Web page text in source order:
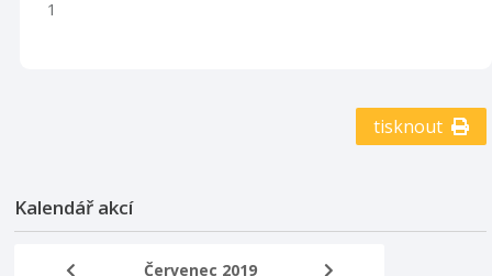
1
tisknout
Kalendář akcí
Červenec 2019